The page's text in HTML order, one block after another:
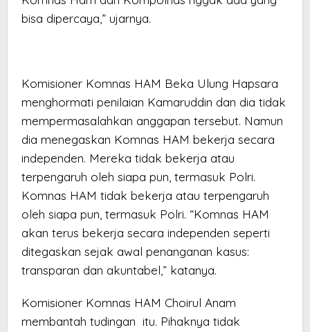
bisa dipercaya,” ujarnya.
Komisioner Komnas HAM Beka Ulung Hapsara
menghormati penilaian Kamaruddin dan dia tidak
mempermasalahkan anggapan tersebut. Namun
dia menegaskan Komnas HAM bekerja secara
independen. Mereka tidak bekerja atau
terpengaruh oleh siapa pun, termasuk Polri.
Komnas HAM tidak bekerja atau terpengaruh
oleh siapa pun, termasuk Polri. “Komnas HAM
akan terus bekerja secara independen seperti
ditegaskan sejak awal penanganan kasus:
transparan dan akuntabel,” katanya.
Komisioner Komnas HAM Choirul Anam
membantah tudingan itu. Pihaknya tidak